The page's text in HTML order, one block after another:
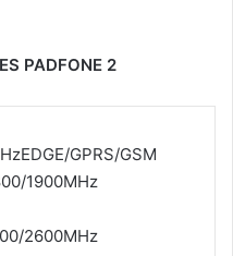
PADFONE 2
GPRS/GSM
1900MHz
2600MHz